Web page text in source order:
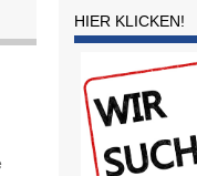
HIER KLICKEN!